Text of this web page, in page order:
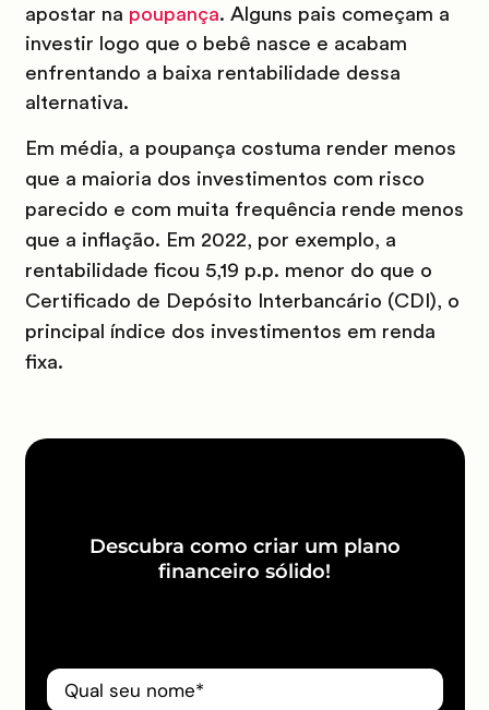
apostar na poupança. Alguns pais começam a
investir logo que o bebê nasce e acabam
enfrentando a baixa rentabilidade dessa
alternativa.
Em média, a poupança costuma render menos
que a maioria dos investimentos com risco
parecido e com muita frequência rende menos
que a inflação. Em 2022, por exemplo, a
rentabilidade ficou 5,19 p.p. menor do que o
Certificado de Depósito Interbancário (CDI), o
principal índice dos investimentos em renda
fixa.
Descubra como criar um plano
financeiro sólido!